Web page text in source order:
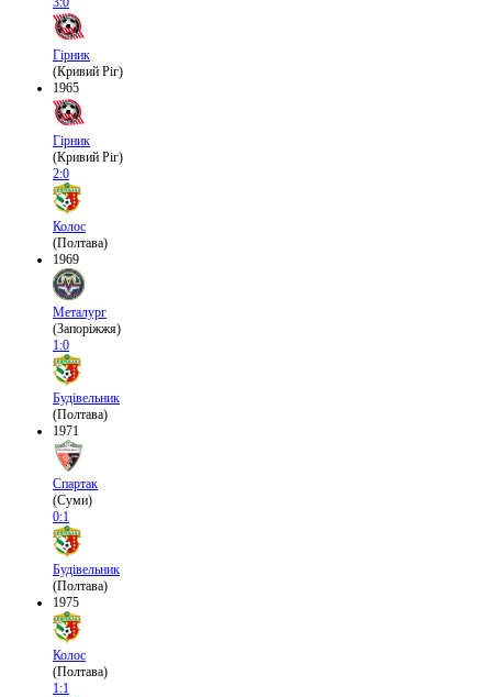
Гірник
(Кривий Ріг)
1965
Гірник
(Кривий Ріг)
2:0
Колос
(Полтава)
1969
Металург
(Запоріжжя)
1:0
Будівельник
(Полтава)
1971
Спартак
(Суми)
0:1
Будівельник
(Полтава)
1975
Колос
(Полтава)
1:1